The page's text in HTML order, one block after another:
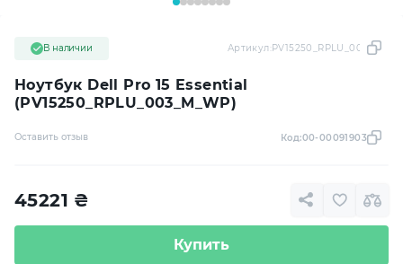
Ноутбук Dell Pro 15 Essential
(PV15250_RPLU_003_M_WP)
В наличии Артикул:
Оставить отзыв Код:00-00091903
45221 ₴
Купить